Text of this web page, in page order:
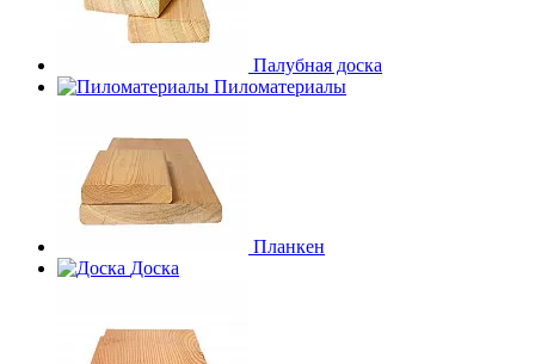
Палубная доска
Пиломатериалы
Планкен
Доска